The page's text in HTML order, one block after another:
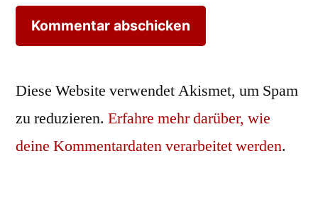
Diese Website verwendet Akismet, um Spam
zu reduzieren. Erfahre mehr darüber, wie
deine Kommentardaten verarbeitet werden.